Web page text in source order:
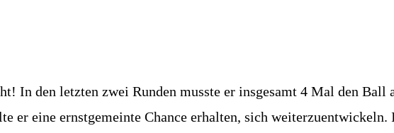
In den letzten zwei Runden musste er insgesamt 4 Mal den Ball
er eine ernstgemeinte Chance erhalten, sich